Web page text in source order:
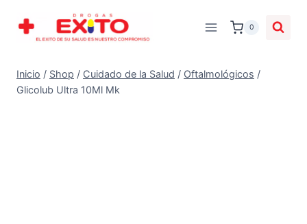
0
Inicio / Shop / Cuidado de la Salud / Oftalmológicos /
Glicolub Ultra 10Ml Mk